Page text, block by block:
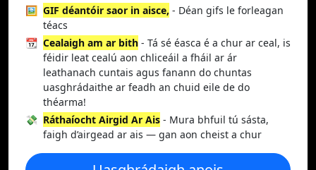
🖼️ GIF déantóir saor in aisce, - Déan gifs le forleagan
téacs
📆 Cealaigh am ar bith - Tá sé éasca é a chur ar ceal, is
féidir leat cealú aon chliceáil a fháil ar ár
leathanach cuntais agus fanann do chuntas
uasghrádaithe ar feadh an chuid eile de do
théarma!
💸 Ráthaíocht Airgid Ar Ais - Mura bhfuil tú sásta,
faigh d’airgead ar ais — gan aon cheist a chur